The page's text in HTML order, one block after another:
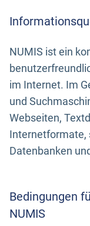
NUMIS ist ein
im Internet. Im
und
Webseiten,
Internetformate,
Datenbanken
Bedingungen
NUMIS